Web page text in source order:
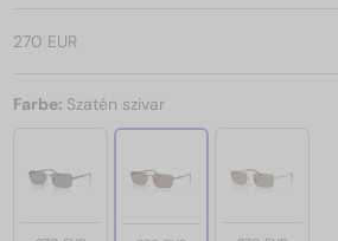
270 EUR
Farbe: Szatén szivar